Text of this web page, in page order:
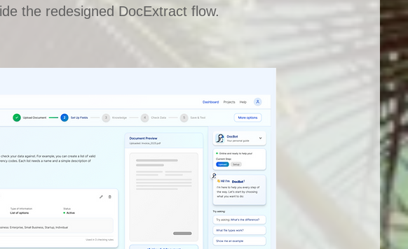
the redesigned DocExtract flow.